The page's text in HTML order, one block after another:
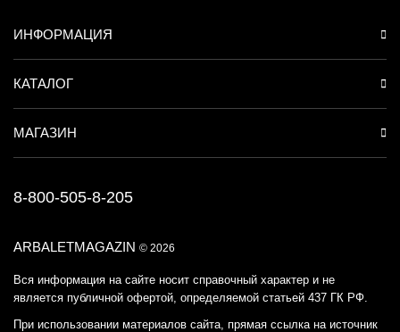
ARBALETMAGAZIN © 2026
Вся информация на сайте носит справочный характер и не
является публичной офертой, определяемой статьей 437 ГК РФ.
При использовании материалов сайта, прямая ссылка на источник
ИНФОРМАЦИЯ
КАТАЛОГ
МАГАЗИН
8-800-505-8-205